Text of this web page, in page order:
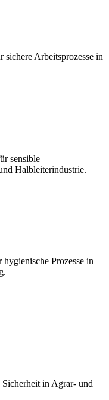
Arbeitsprozesse in
sensible
Halbleiterindustrie.
Prozesse in
in Agrar- und